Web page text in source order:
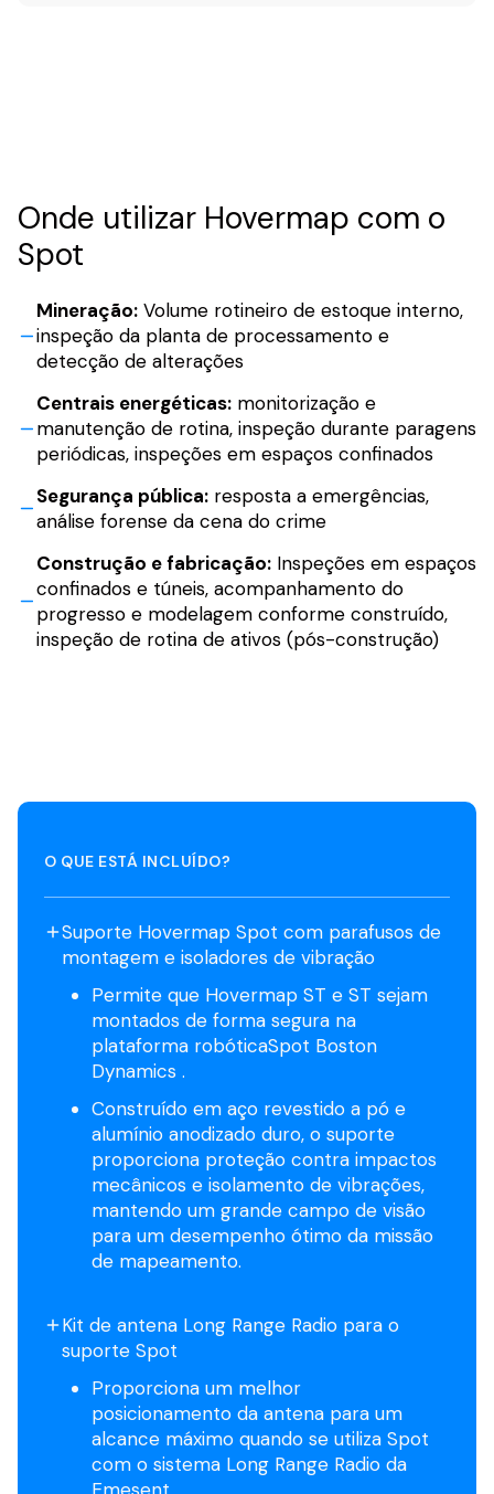
Onde utilizar Hovermap com o
Spot
Mineração: Volume rotineiro de estoque interno,
inspeção da planta de processamento e
detecção de alterações
Centrais energéticas: monitorização e
manutenção de rotina, inspeção durante paragens
periódicas, inspeções em espaços confinados
Segurança pública: resposta a emergências,
análise forense da cena do crime
Construção e fabricação: Inspeções em espaços
confinados e túneis, acompanhamento do
progresso e modelagem conforme construído,
inspeção de rotina de ativos (pós-construção)
O QUE ESTÁ INCLUÍDO?
Suporte Hovermap Spot com parafusos de
montagem e isoladores de vibração
Permite que Hovermap ST e ST sejam
montados de forma segura na
plataforma robóticaSpot Boston
Dynamics .
Construído em aço revestido a pó e
alumínio anodizado duro, o suporte
proporciona proteção contra impactos
mecânicos e isolamento de vibrações,
mantendo um grande campo de visão
para um desempenho ótimo da missão
de mapeamento.
Kit de antena Long Range Radio para o
suporte Spot
Proporciona um melhor
posicionamento da antena para um
alcance máximo quando se utiliza Spot
com o sistema Long Range Radio da